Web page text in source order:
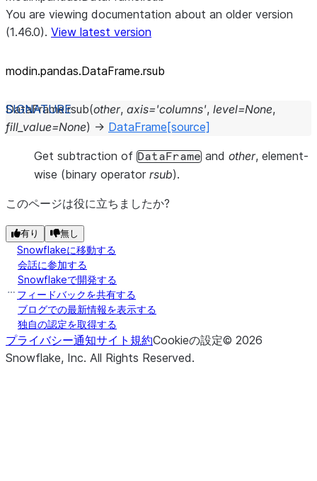
You are viewing documentation about an older version
(1.46.0). View latest version
modin.pandas.DataFrame.rsub
DataFrame.rsub(other, axis='columns', level=None,
fill_value=None) → DataFrame [source]
Get subtraction of DataFrame and other, element-
wise (binary operator rsub).
このページは役に立ちましたか?
有り 無し
Snowflakeに移動する
会話に参加する
Snowflakeで開発する
フィードバックを共有する
ブログでの最新情報を表示する
独自の認定を取得する
プライバシー通知サイト規約Cookieの設定© 2026
Snowflake, Inc. All Rights Reserved.